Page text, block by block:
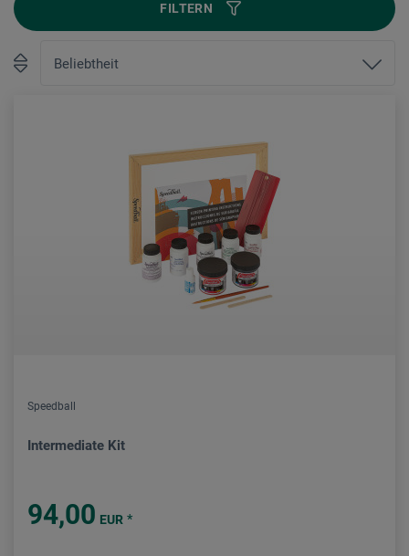
FILTERN
Speedball
Intermediate Kit
94,00 EUR *